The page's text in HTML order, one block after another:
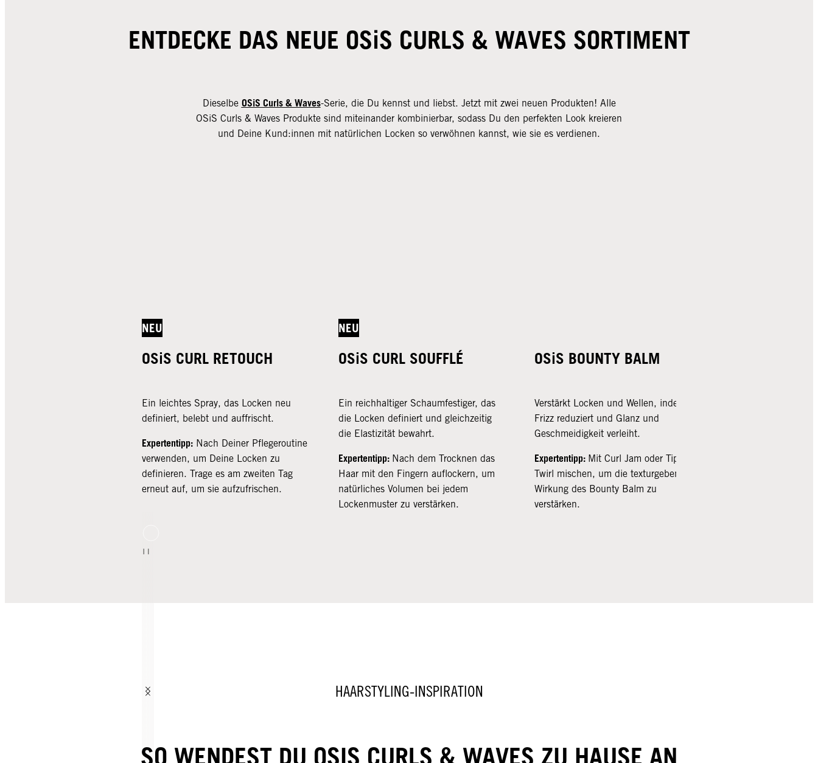
ENTDECKE DAS NEUE OSiS CURLS & WAVES SORTIMENT
Dieselbe OSiS Curls & Waves-Serie, die Du kennst und liebst. Jetzt mit zwei neuen Produkten! Alle
OSiS Curls & Waves Produkte sind miteinander kombinierbar, sodass Du den perfekten Look kreieren
und Deine Kund:innen mit natürlichen Locken so verwöhnen kannst, wie sie es verdienen.
NEU
OSiS CURL RETOUCH
Ein leichtes Spray, das Locken neu
definiert, belebt und auffrischt.
Expertentipp: Nach Deiner Pflegeroutine
verwenden, um Deine Locken zu
definieren. Trage es am zweiten Tag
erneut auf, um sie aufzufrischen.
NEU
OSiS CURL SOUFFLÉ
Ein reichhaltiger Schaumfestiger, das
die Locken definiert und gleichzeitig
die Elastizität bewahrt.
Expertentipp: Nach dem Trocknen das
Haar mit den Fingern auflockern, um
natürliches Volumen bei jedem
Lockenmuster zu verstärken.
OSiS BOUNTY BALM
Verstärkt Locken und Wellen, indem es
Frizz reduziert und Glanz und
Geschmeidigkeit verleiht.
Expertentipp: Mit Curl Jam oder Tipsy
Twirl mischen, um die texturgebende
Wirkung des Bounty Balm zu
verstärken.
HAARSTYLING-INSPIRATION
SO WENDEST DU OSIS CURLS & WAVES ZU HAUSE AN